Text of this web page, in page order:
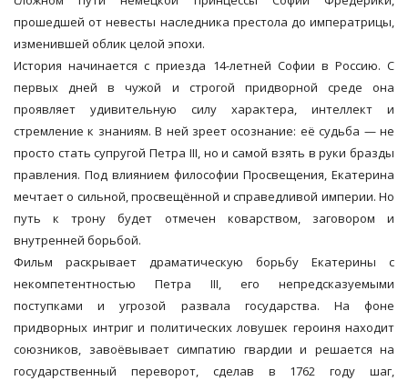
прошедшей от невесты наследника престола до императрицы,
изменившей облик целой эпохи.
История начинается с приезда 14-летней Софии в Россию. С
первых дней в чужой и строгой придворной среде она
проявляет удивительную силу характера, интеллект и
стремление к знаниям. В ней зреет осознание: её судьба — не
просто стать супругой Петра III, но и самой взять в руки бразды
правления. Под влиянием философии Просвещения, Екатерина
мечтает о сильной, просвещённой и справедливой империи. Но
путь к трону будет отмечен коварством, заговором и
внутренней борьбой.
Фильм раскрывает драматическую борьбу Екатерины с
некомпетентностью Петра III, его непредсказуемыми
поступками и угрозой развала государства. На фоне
придворных интриг и политических ловушек героиня находит
союзников, завоёвывает симпатию гвардии и решается на
государственный переворот, сделав в 1762 году шаг,